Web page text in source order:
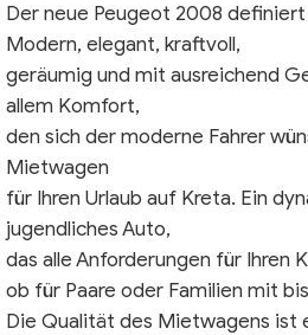
Der neue Peugeot 2008 definiert
Modern, elegant, kraftvoll,
geräumig und mit ausreichend
allem Komfort,
den sich der moderne Fahrer
Mietwagen
für Ihren Urlaub auf Kreta. Ein
jugendliches Auto,
das alle Anforderungen für Ihren
ob für Paare oder Familien mit
Die Qualität des Mietwagens ist